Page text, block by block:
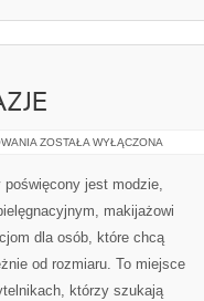
STYLIZACJE
OKAZJE
ZOSTAŁA WYŁĄCZONA
poświęcony jest modzie,
makijażowi
dla osób, które chcą
od rozmiaru. To miejsce
którzy szukają